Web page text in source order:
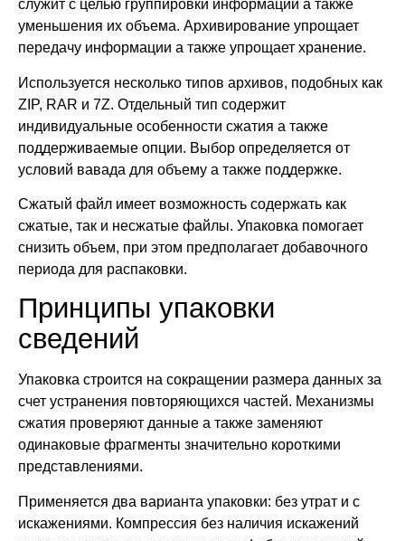
служит с целью группировки информации а также
уменьшения их объема. Архивирование упрощает
передачу информации а также упрощает хранение.
Используется несколько типов архивов, подобных как
ZIP, RAR и 7Z. Отдельный тип содержит
индивидуальные особенности сжатия а также
поддерживаемые опции. Выбор определяется от
условий вавада для объему а также поддержке.
Сжатый файл имеет возможность содержать как
сжатые, так и несжатые файлы. Упаковка помогает
снизить объем, при этом предполагает добавочного
периода для распаковки.
Принципы упаковки
сведений
Упаковка строится на сокращении размера данных за
счет устранения повторяющихся частей. Механизмы
сжатия проверяют данные а также заменяют
одинаковые фрагменты значительно короткими
представлениями.
Применяется два варианта упаковки: без утрат и с
искажениями. Компрессия без наличия искажений